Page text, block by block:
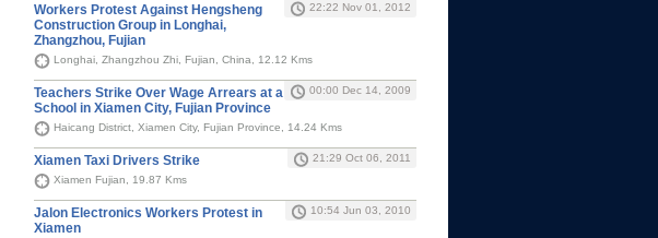
Workers Protest Against Hengsheng
Construction Group in Longhai,
Zhangzhou, Fujian
22:22 Nov 01, 2012
Longhai, Zhangzhou Zhi, Fujian, China, 12.12 Kms
Teachers Strike Over Wage Arrears at a
School in Xiamen City, Fujian Province
00:00 Dec 14, 2009
Haicang District, Xiamen City, Fujian Province, 14.24 Kms
Xiamen Taxi Drivers Strike
21:29 Oct 06, 2011
Xiamen Fujian, 19.87 Kms
Jalon Electronics Workers Protest in
Xiamen
10:54 Jun 03, 2010